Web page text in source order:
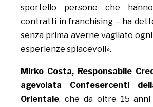
sportello persone che
contratti in franchising – ha
senza prima averne vagliato
esperienze spiacevoli».
Mirko Costa, Responsabile
agevolata Confesercenti
Orientale, che da oltre 15 anni